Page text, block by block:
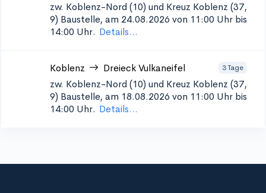
zw. Koblenz-Nord (10) und Kreuz Koblenz (37,
9) Baustelle, am 24.08.2026 von 11:00 Uhr bis
14:00 Uhr. Details...
Koblenz Dreieck Vulkaneifel 3 Tage
zw. Koblenz-Nord (10) und Kreuz Koblenz (37,
9) Baustelle, am 18.08.2026 von 11:00 Uhr bis
14:00 Uhr. Details...